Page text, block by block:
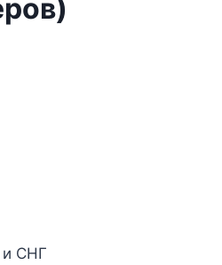
и СНГ